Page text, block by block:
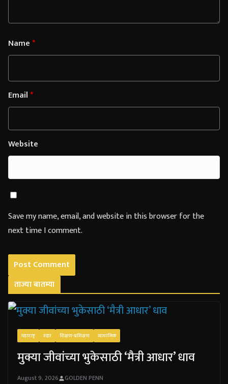
Name*
Email*
Website
Save my name, email, and website in this browser for the
next time I comment.
ताज्या बातम्या
महाराष्ट्र शहर शिक्षण-प्रशिक्षण सामाजिक
मुक्या जीवांच्या भुकेसाठी ‘मैत्री आधार’ धाव
August 9, 2026 GOLDEN PENN